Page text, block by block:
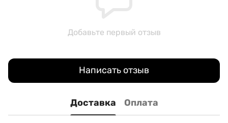
Добавьте первый отзыв
Написать отзыв
Доставка Оплата